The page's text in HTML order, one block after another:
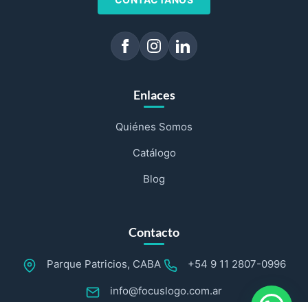
Enlaces
Quiénes Somos
Catálogo
Blog
Contacto
Parque Patricios, CABA +54 9 11 2807-0996
info@focuslogo.com.ar